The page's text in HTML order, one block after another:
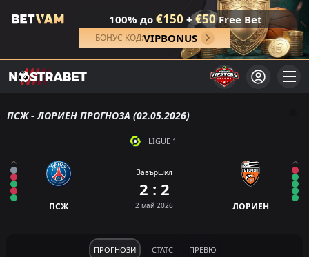
100% до €150 + €50Free Bet
БОНУС КОД:VIPBONUS
ПСЖ - ЛОРИЕН ПРОГНОЗА (02.05.2026)
LIGUE 1
ПСЖ
Завършил
2 : 2
2 май 2026 ЛОРИЕН
ПРОГНОЗИ СТАТС ПРЕВЮ